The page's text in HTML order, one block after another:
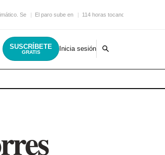
Se El paro sube en 114 horas tocando la
SUSCRÍBETE
GRATIS Inicia sesión